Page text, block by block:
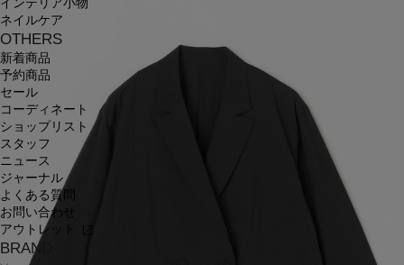
インテリア小物
ネイルケア
OTHERS
新着商品
予約商品
セール
コーディネート
ショップリスト
スタッフ
ニュース
ジャーナル
よくある質問
お問い合わせ
アウトレット
BRAND